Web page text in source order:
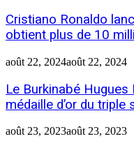
Cristiano Ronaldo
obtient plus de 10
août 22, 2024août 22, 2024
Le Burkinabé
médaille d’or du triple
août 23, 2023août 23, 2023